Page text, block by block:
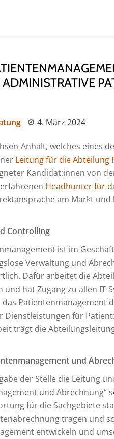
4. März 2024
Anhalt, welches eines
Leitung für die Abteilung
Kandidat:innen von
Headhunter für
am Markt
Controlling
ist im
Verwaltung und
Dafür arbeitet die
hat Zugang zu allen IT-
Patientenmanagement
für
trägt die
und
der Stelle die Leitung
und Abrechnung“
für die Sachgebiete
tragen und
entwickeln und